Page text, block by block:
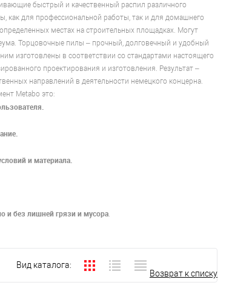
быстрый и качественный распил различного
как для профессиональной работы, так и для домашнего
местах на строительных площадках. Могут
Торцовочные пилы – прочный, долговечный и удобный
изготовлены в соответствии со стандартами настоящего
проектирования и изготовления. Результат –
направлений в деятельности немецкого концерна.
Metabo это:
и материала.
и без лишней грязи и мусора.
Возврат к списку
Вид каталога: